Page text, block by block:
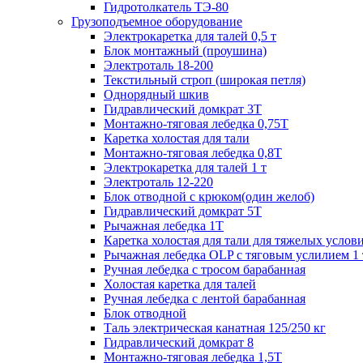
Гидротолкатель ТЭ-80
Грузоподъемное оборудование
Электрокаретка для талей 0,5 т
Блок монтажный (проушина)
Электроталь 18-200
Текстильный строп (широкая петля)
Однорядный шкив
Гидравлический домкрат 3T
Монтажно-тяговая лебедка 0,75Т
Каретка холостая для тали
Монтажно-тяговая лебедка 0,8Т
Электрокаретка для талей 1 т
Электроталь 12-220
Блок отводной с крюком(один желоб)
Гидравлический домкрат 5T
Рычажная лебедка 1Т
Каретка холостая для тали для тяжелых
Рычажная лебедка OLP с тяговым услилием 1
Ручная лебедка с тросом барабанная
Холостая каретка для талей
Ручная лебедка с лентой барабанная
Блок отводной
Таль электрическая канатная 125/250 кг
Гидравлический домкрат 8
Монтажно-тяговая лебедка 1,5Т